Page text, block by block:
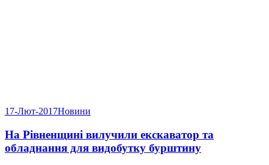
17-Лют-2017Новини
На Рівненщині вилучили екскаватор та
обладнання для видобутку бурштину